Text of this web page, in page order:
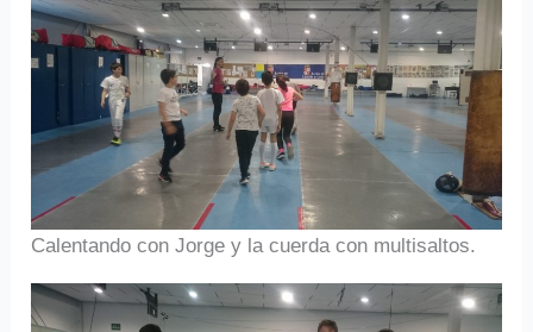
Calentando con Jorge y la cuerda con multisaltos.